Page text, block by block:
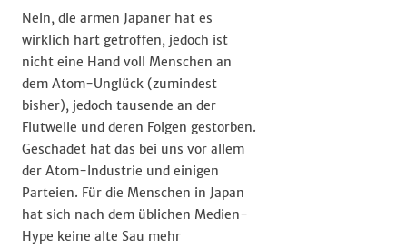
Nein, die armen Japaner hat es
wirklich hart getroffen, jedoch ist
nicht eine Hand voll Menschen an
dem Atom-Unglück (zumindest
bisher), jedoch tausende an der
Flutwelle und deren Folgen gestorben.
Geschadet hat das bei uns vor allem
der Atom-Industrie und einigen
Parteien. Für die Menschen in Japan
hat sich nach dem üblichen Medien-
Hype keine alte Sau mehr